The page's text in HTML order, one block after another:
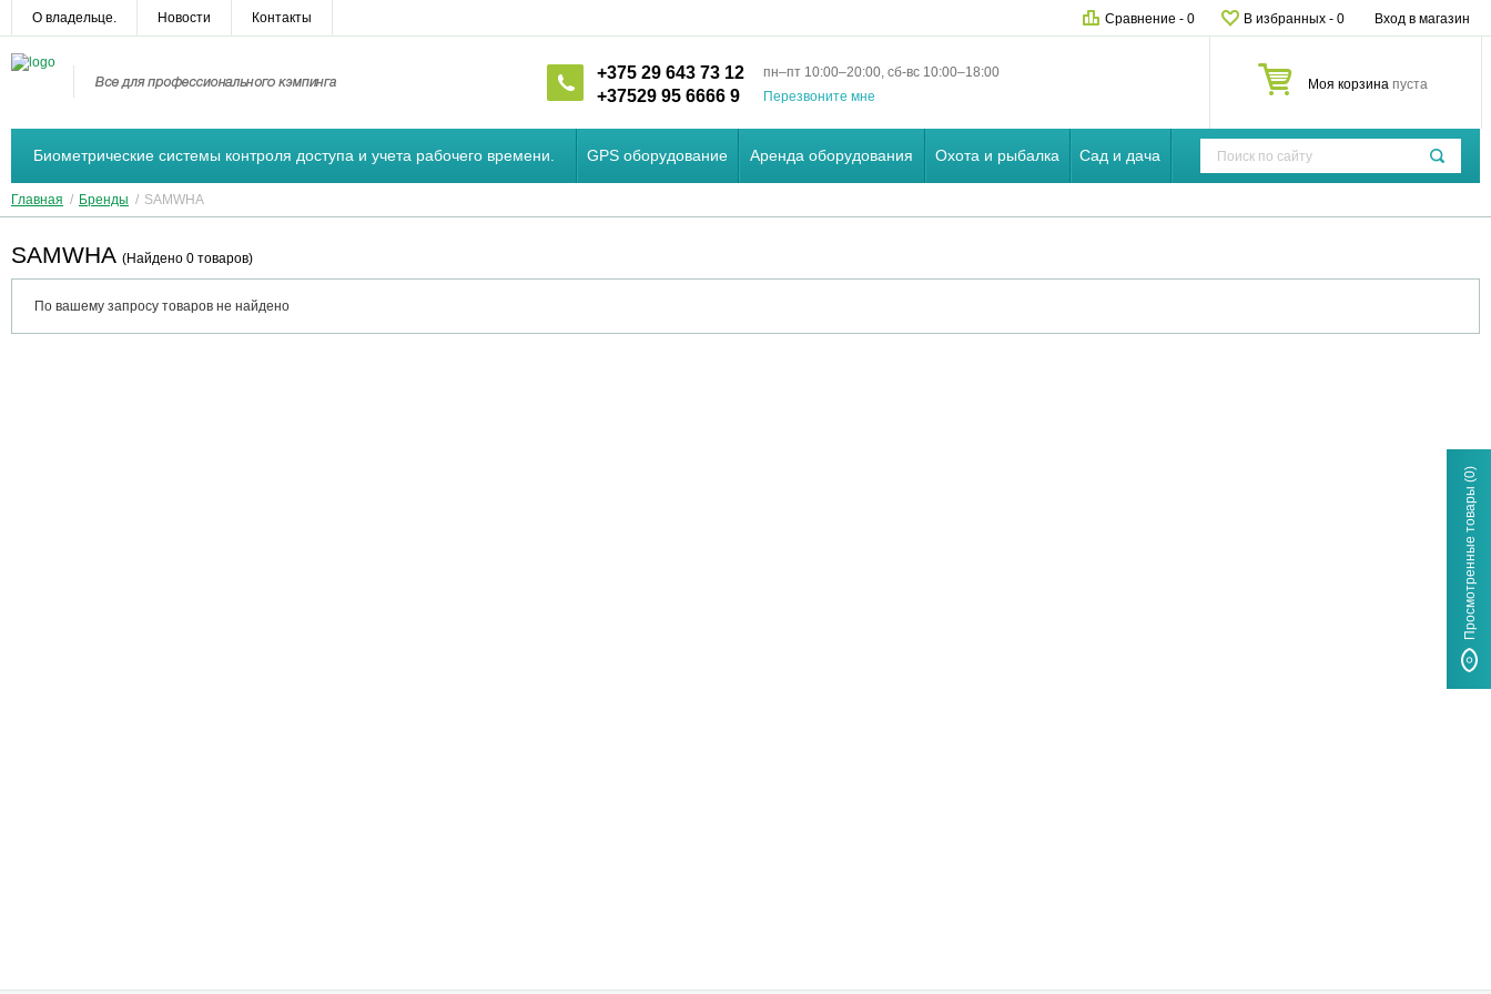
О владельце. Новости Контакты Сравнение - 0 В избранных - 0 Вход в магазин
+375 29 643 73 12
+37529 95 6666 9
пн–пт 10:00–20:00, сб-вс 10:00–18:00
Перезвоните мне
Моя корзина пуста
Биометрические системы контроля доступа и учета рабочего времени. GPS оборудование Аренда оборудования Охота и рыбалка Сад и дача
Главная / Бренды / SAMWHA
SAMWHA (Найдено 0 товаров)
По вашему запросу товаров не найдено
Просмотренные товары
(0)